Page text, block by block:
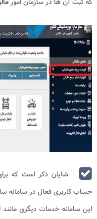
شایان ذکر است که
حساب کاربری فعال در سامانه
این سامانه خدمات دیگری مانند